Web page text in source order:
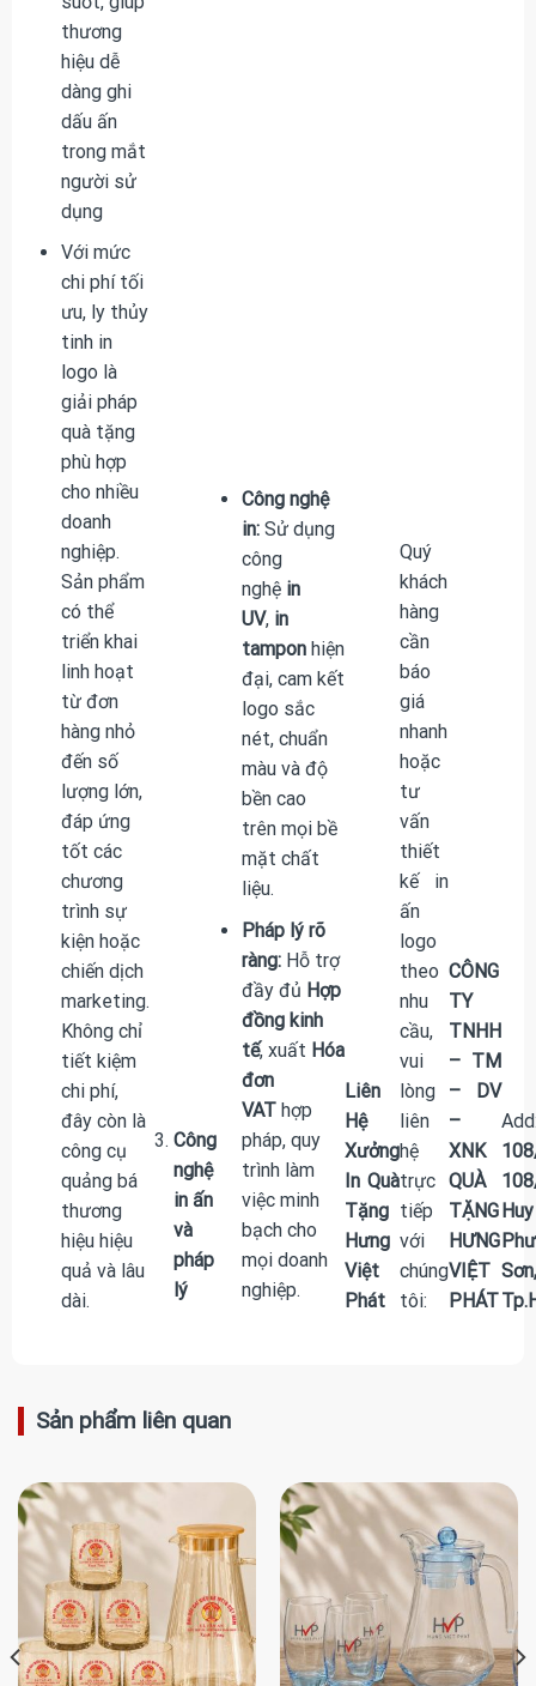
thương
hiệu dễ
dàng ghi
dấu ấn
trong mắt
người sử
dụng
Với mức
chi phí tối
ưu, ly thủy
tinh in
logo là
giải pháp
quà tặng
phù hợp
cho nhiều
doanh
nghiệp.
Sản phẩm
có thể
triển khai
linh hoạt
từ đơn
hàng nhỏ
đến số
lượng lớn,
đáp ứng
tốt các
chương
trình sự
kiện hoặc
chiến dịch
marketing.
Không chỉ
tiết kiệm
chi phí,
đây còn là
công cụ
quảng bá
thương
hiệu hiệu
quả và lâu
dài.
Công
nghệ
in ấn
và
pháp
lý
Công nghệ
in: Sử dụng
công
nghệ in
UV, in
tampon hiện
đại, cam kết
logo sắc
nét, chuẩn
màu và độ
bền cao
trên mọi bề
mặt chất
liệu.
Pháp lý rõ
ràng: Hỗ trợ
đầy đủ Hợp
đồng kinh
tế, xuất Hóa
đơn
VAT hợp
pháp, quy
trình làm
việc minh
bạch cho
mọi doanh
nghiệp.
Liên
Hệ
Xưởng
In Quà
Tặng
Hưng
Việt
Phát
Quý
khách
hàng
cần
báo
giá
nhanh
hoặc
tư
vấn
thiết
kế in
ấn
logo
theo
nhu
cầu,
vui
lòng
liên
hệ
trực
tiếp
với
chúng
tôi:
CÔNG
TY
TNHH
– TM
– DV
–
XNK
QUÀ
TẶNG
HƯNG
VIỆT
PHÁT
Sản phẩm liên quan